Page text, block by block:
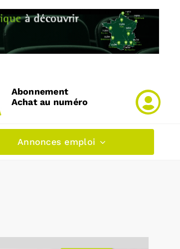
Abonnement
Achat au numéro
Annonces emploi